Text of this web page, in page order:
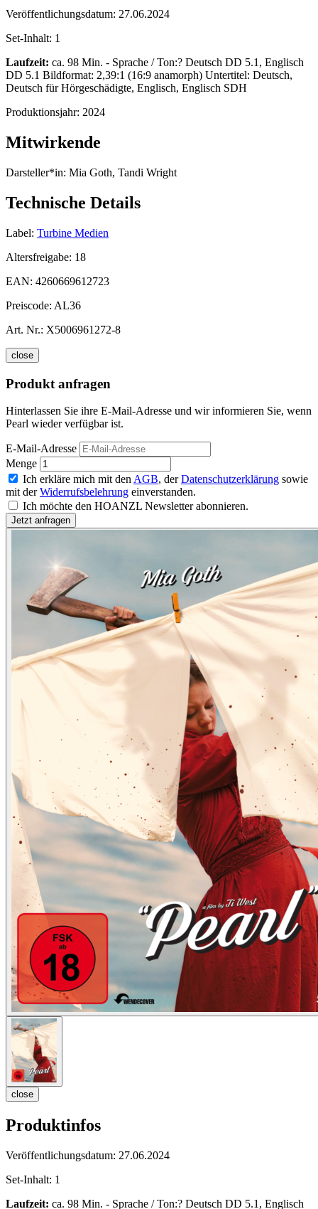
Veröffentlichungsdatum: 27.06.2024
Set-Inhalt: 1
Laufzeit: ca. 98 Min. - Sprache / Ton:? Deutsch DD 5.1, Englisch
DD 5.1 Bildformat: 2,39:1 (16:9 anamorph) Untertitel: Deutsch,
Deutsch für Hörgeschädigte, Englisch, Englisch SDH
Produktionsjahr: 2024
Mitwirkende
Darsteller*in: Mia Goth, Tandi Wright
Technische Details
Label: Turbine Medien
Altersfreigabe: 18
EAN: 4260669612723
Preiscode: AL36
Art. Nr.: X5006961272-8
close
Produkt anfragen
Hinterlassen Sie ihre E-Mail-Adresse und wir informieren Sie, wenn
Pearl wieder verfügbar ist.
E-Mail-Adresse
Menge
Ich erkläre mich mit den AGB, derDatenschutzerklärung sowie
mit derWiderrufsbelehrung einverstanden.
Ich möchte den HOANZL Newsletter abonnieren.
close
Produktinfos
Veröffentlichungsdatum: 27.06.2024
Set-Inhalt: 1
Laufzeit: ca. 98 Min. - Sprache / Ton:? Deutsch DD 5.1, Englisch